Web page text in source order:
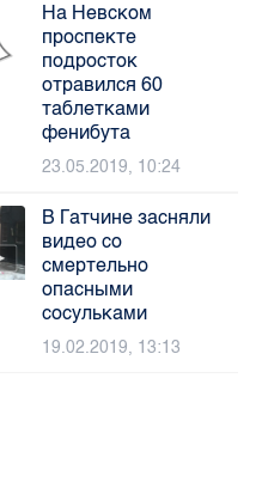
На Невском
проспекте
подросток
отравился 60
таблетками
фенибута
23.05.2019, 10:24
В Гатчине засняли
видео со
смертельно
опасными
сосульками
19.02.2019, 13:13